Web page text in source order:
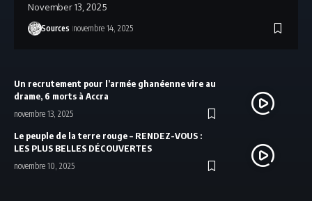
November 13, 2025
Sources novembre 14, 2025
Un recrutement pour l’armée ghanéenne vire au
drame, 6 morts à Accra
novembre 13, 2025
Le peuple de la terre rouge – RENDEZ-VOUS :
LES PLUS BELLES DÉCOUVERTES
novembre 10, 2025